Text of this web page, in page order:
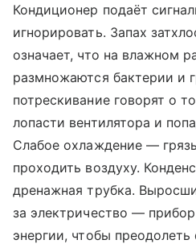
Кондиционер подаёт
игнорировать. Запах
означает, что на влажном
размножаются бактерии и
потрескивание говорят о
лопасти вентилятора и
Слабое охлаждение —
проходить воздуху.
дренажная трубка.
за электричество —
энергии, чтобы преодолеть